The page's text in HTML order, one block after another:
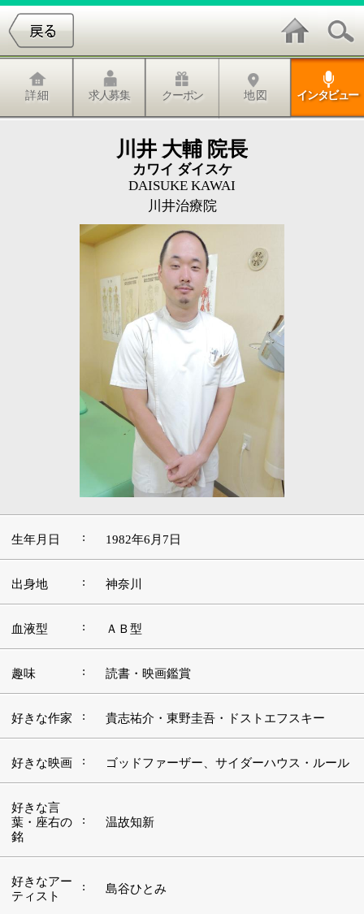
川井 大輔 院長
カワイ ダイスケ
川井治療院
1982年6月7日
神奈川
読書・映画鑑賞
好きな作家 貴志祐介・東野圭吾・ドストエフスキー
好きな映画 ゴッドファーザー、サイダーハウス・ルール
好きな言
葉・座右の 温故知新
好きなアー
島谷ひとみ
好きな場
所・観光地
青森・軽井沢
■「鍼灸師」を志したきっかけ、現在に至る経
緯などをお聞かせください。
私が「鍼灸師」になったのには、何より父の影響があり
の治療をさせていただいたりしているので、もしかした
らご存知の方がいらっしゃるかも知れません。職人気質
で、鍼灸師という仕事に誇りを持っている父の背中をず
っと見ていましたので、将来は、自分も鍼灸師になるも
のだと思って大きくなりました。その気持ちはずっと変
わることなく、高校を卒業後は東洋鍼灸専門学校に進み
ました。専門学校で東洋医学の勉強をしながら、父の治
療院で働き、現場での仕事を学んでいました。父から、